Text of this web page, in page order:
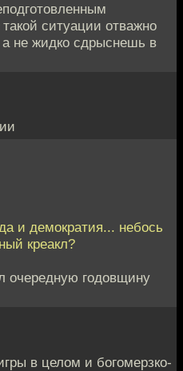
ситуации отважно
а не жидко сдрыснешь в
и демократия... небось
креакл?
очередную годовщину
в целом и богомерзко-